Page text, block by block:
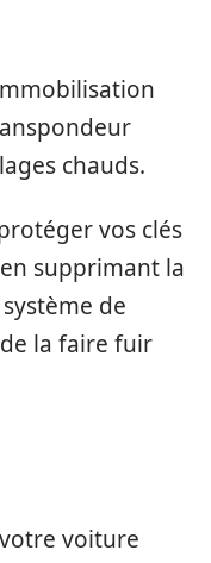
chauds.
vos clés
supprimant la
de
la faire fuir
voiture